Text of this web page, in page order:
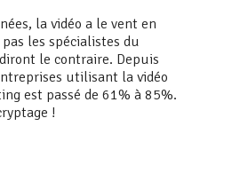
la vidéo a le vent en
les spécialistes du
le contraire. Depuis
utilisant la vidéo
est passé de 61% à 85%.
!